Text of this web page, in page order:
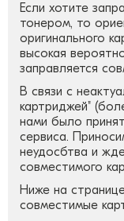
Если хотите
тонером, то
оригинального
высокая
заправляется
В связи с
картриджей"
нами было
сервиса.
неудосбтва и
совместимого
Ниже на
совместимые